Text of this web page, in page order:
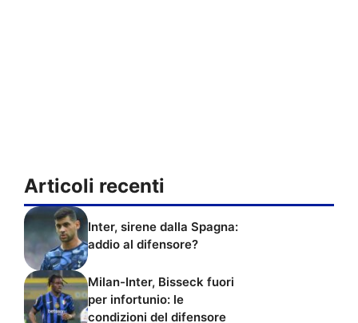
Articoli recenti
Inter, sirene dalla Spagna:
addio al difensore?
Milan-Inter, Bisseck fuori
per infortunio: le
condizioni del difensore